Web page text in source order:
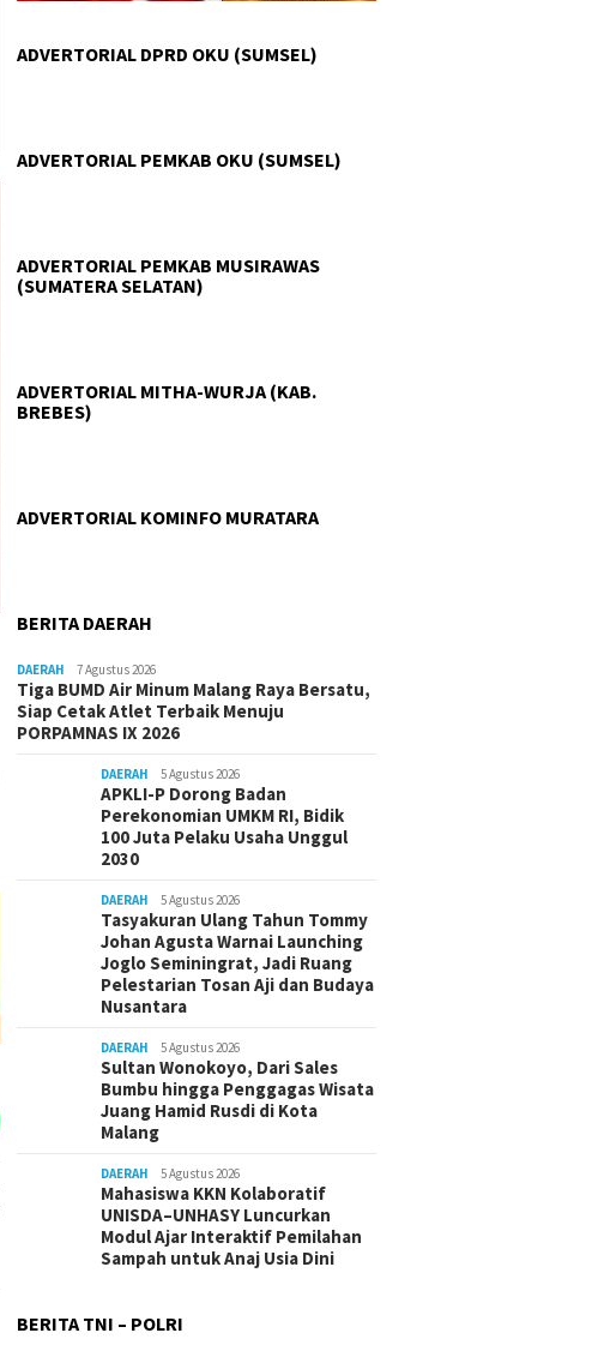
ADVERTORIAL DPRD OKU (SUMSEL)
ADVERTORIAL PEMKAB OKU (SUMSEL)
ADVERTORIAL PEMKAB MUSIRAWAS
(SUMATERA SELATAN)
ADVERTORIAL MITHA-WURJA (KAB.
BREBES)
ADVERTORIAL KOMINFO MURATARA
BERITA DAERAH
DAERAH 7 Agustus 2026
Tiga BUMD Air Minum Malang Raya Bersatu,
Siap Cetak Atlet Terbaik Menuju
PORPAMNAS IX 2026
DAERAH 5 Agustus 2026
APKLI-P Dorong Badan
Perekonomian UMKM RI, Bidik
100 Juta Pelaku Usaha Unggul
2030
DAERAH 5 Agustus 2026
Tasyakuran Ulang Tahun Tommy
Johan Agusta Warnai Launching
Joglo Seminingrat, Jadi Ruang
Pelestarian Tosan Aji dan Budaya
Nusantara
DAERAH 5 Agustus 2026
Sultan Wonokoyo, Dari Sales
Bumbu hingga Penggagas Wisata
Juang Hamid Rusdi di Kota
Malang
DAERAH 5 Agustus 2026
Mahasiswa KKN Kolaboratif
UNISDA–UNHASY Luncurkan
Modul Ajar Interaktif Pemilahan
Sampah untuk Anaj Usia Dini
BERITA TNI – POLRI